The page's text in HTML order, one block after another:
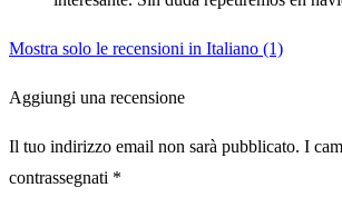
Mostra solo le recensioni in Italiano (1)
Aggiungi una recensione
Il tuo indirizzo email non sarà pubblicato. I
contrassegnati *